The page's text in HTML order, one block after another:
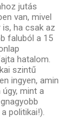
jutás
van, mivel
ha csak az
faluból a 15
hatalom.
szintű
ingyen, amin
mint a
politikai!).